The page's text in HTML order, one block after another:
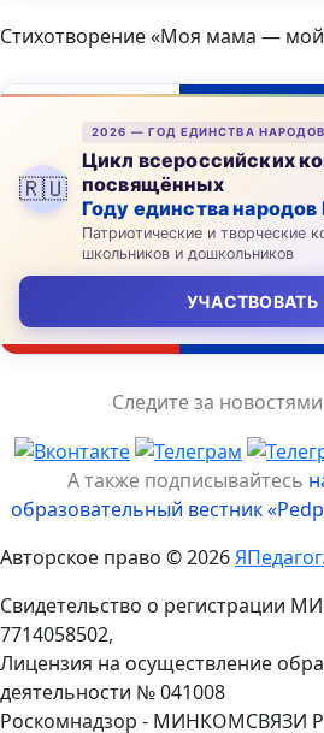
Стихотворение «Моя мама — мой
🇷🇺
2026 — ГОД ЕДИНСТВА
Цикл всероссийских
посвящённых
Году единства народов
Патриотические и творческие
школьников и дошкольников
УЧАСТВОВАТЬ
Следите за
А также подписывайтесь
образовательный вестник
Авторское право © 2026
Свидетельство о регистрации
7714058502,
Лицензия на осуществление
деятельности № 041008
Роскомнадзор -